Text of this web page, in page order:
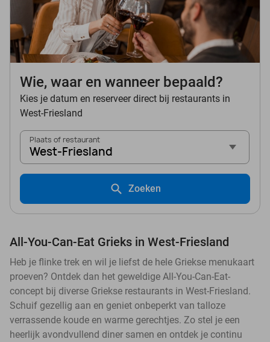
Wie, waar en wanneer bepaald?
Kies je datum en reserveer direct bij restaurants in
West-Friesland
Plaats of restaurant
West-Friesland
Zoeken
All-You-Can-Eat Grieks in West-Friesland
Heb je flinke trek en wil je liefst de hele Griekse menukaart
proeven? Ontdek dan het geweldige All-You-Can-Eat-
concept bij diverse Griekse restaurants in West-Friesland.
Schuif gezellig aan en geniet onbeperkt van talloze
verrassende koude en warme gerechtjes. Zo stel je een
heerlijk avondvullend diner samen en ontdek je continu